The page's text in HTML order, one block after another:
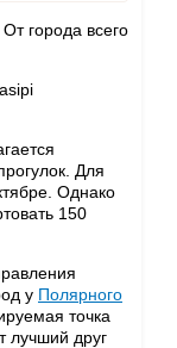
города всего
Для
Однако
150
у Полярного
точка
лучший друг